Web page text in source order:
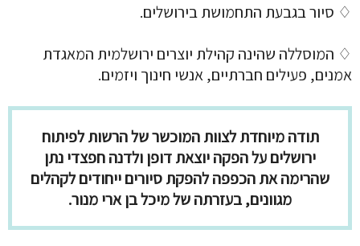
♢ סיור בגבעת התחמושת בירושלים.
♢ המוסללה שהינה קהילת יוצרים ירושלמית המאגדת
אמנים, פעילים חברתיים, אנשי חינוך ויזמים.
תודה מיוחדת לצוות המוכשר של הרשות לפיתוח
ירושלים על הפקה יוצאת דופן ולדנה חפצדי נתן
שהרימה את הכפפה להפקת סיורים ייחודים לקהלים
מגוונים, בעזרתה של מיכל בן ארי מנור.